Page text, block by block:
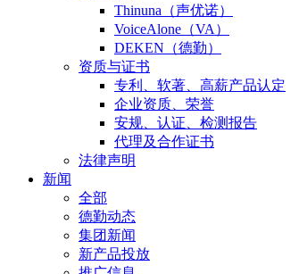
Thinuna（声优诺）
VoiceAlone（VA）
DEKEN（德勤）
资质与证书
专利、软著、高薪产品认定
企业资质、荣誉
安规、认证、检测报告
代理及合作证书
法律声明
新闻
全部
德勤动态
集团新闻
新产品投放